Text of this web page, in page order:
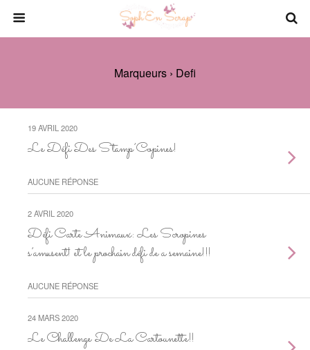
Marqueurs › Defi
19 AVRIL 2020
Le Défi Des Stamp’Copines!
AUCUNE RÉPONSE
2 AVRIL 2020
Défi Carte Animaux: Les Scropines
s’amusent! et le prochain défi de a semaine!!!
AUCUNE RÉPONSE
24 MARS 2020
Le Challenge De La Cartounette!!